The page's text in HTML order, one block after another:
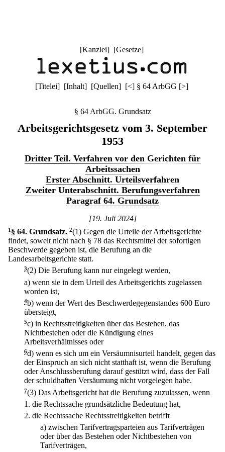
[Kanzlei] [Gesetze]
[Titelei] [Inhalt] [Quellen] [<] § 64 ArbGG [>]
§ 64 ArbGG. Grundsatz
Arbeitsgerichtsgesetz vom 3. September
1953
Dritter Teil. Verfahren vor den Gerichten für
Arbeitssachen
Erster Abschnitt. Urteilsverfahren
Zweiter Unterabschnitt. Berufungsverfahren
Paragraf 64. Grundsatz
[19. Juli 2024]
1 § 64. Grundsatz. 2(1) Gegen die Urteile der Arbeitsgerichte
findet, soweit nicht nach § 78 das Rechtsmittel der sofortigen
Beschwerde gegeben ist, die Berufung an die
Landesarbeitsgerichte statt.
3(2) Die Berufung kann nur eingelegt werden,
a) wenn sie in dem Urteil des Arbeitsgerichts zugelassen
worden ist,
4b) wenn der Wert des Beschwerdegegenstandes 600 Euro
übersteigt,
5c) in Rechtsstreitigkeiten über das Bestehen, das
Nichtbestehen oder die Kündigung eines
Arbeitsverhältnisses oder
6d) wenn es sich um ein Versäumnisurteil handelt, gegen das
der Einspruch an sich nicht statthaft ist, wenn die Berufung
oder Anschlussberufung darauf gestützt wird, dass der Fall
der schuldhaften Versäumung nicht vorgelegen habe.
7(3) Das Arbeitsgericht hat die Berufung zuzulassen, wenn
1. die Rechtssache grundsätzliche Bedeutung hat,
2. die Rechtssache Rechtsstreitigkeiten betrifft
a) zwischen Tarifvertragsparteien aus Tarifverträgen
oder über das Bestehen oder Nichtbestehen von
Tarifverträgen,